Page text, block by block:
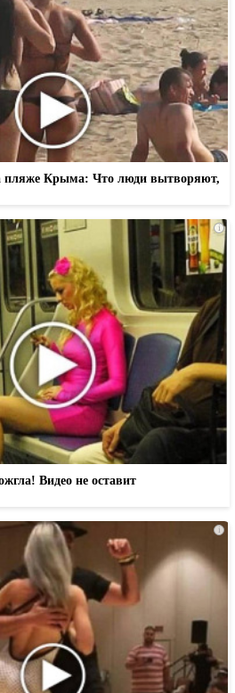
пляже Крыма: Что люди вытворяют,
i
Видео не оставит
i